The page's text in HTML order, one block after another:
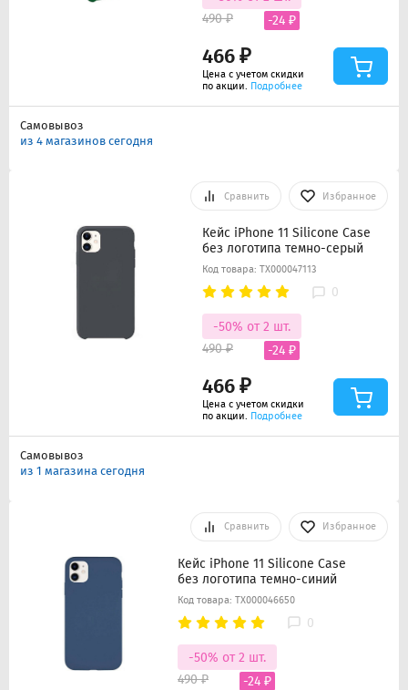
466 ₽
490 ₽ -24 ₽
Цена с учетом скидки
по акции. Подробнее
Самовывоз
из 4 магазинов сегодня
Сравнить Избранное
Кейс iPhone 11 Silicone Case
без логотипа темно-серый
Код товара: ТХ000047113
0
-50% от 2 шт.
466 ₽
490 ₽ -24 ₽
Цена с учетом скидки
по акции. Подробнее
Самовывоз
из 1 магазина сегодня
Сравнить Избранное
Кейс iPhone 11 Silicone Case
без логотипа темно-синий
Код товара: ТХ000046650
0
-50% от 2 шт.
490 ₽ -24 ₽